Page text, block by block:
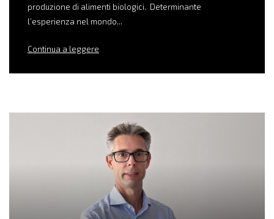
produzione di alimenti biologici. Determinante
l’esperienza nel mondo...
Continua a leggere